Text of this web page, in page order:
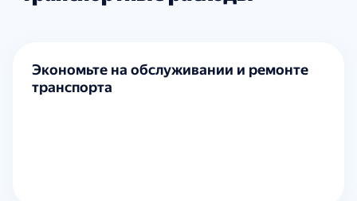
Экономьте на обслуживании и ремонте
транспорта